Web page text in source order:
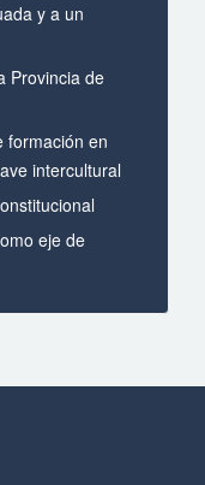
y a un
Provincia de
formación en
intercultural
eje de